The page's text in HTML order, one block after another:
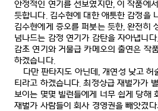
안정적인 연기를 선보였지만,이 작품에
듯합니다. 김수현에 대한 애틋한 감정을
김수현에게 증오를 퍼붓는 듯한,완전히
넘나드는 감정 연기가 감탄을 자아냅니다.
감초 연기와 거물급 카메오의 출연은 작
하겠습니다.
다만 판타지도 아닌데, 개연성 낮고 허
티라고 하겠습니다.최정상급 재벌가가
보이는 몇몇 빌런들에게 너무 쉽게 당해
재벌가 사람들이 회사 경영권을 빼앗겼